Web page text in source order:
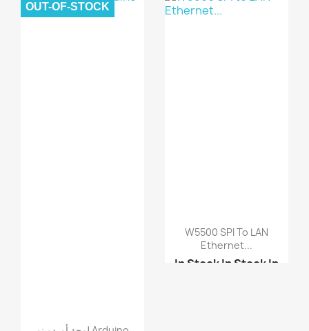
OUT-OF-STOCK
W5500 SPI To LAN
Ethernet...
In StockIn StockIn